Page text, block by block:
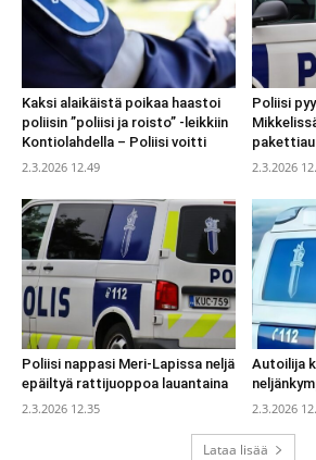
Kaksi alaikäistä poikaa haastoi
poliisin ”poliisi ja roisto” -leikkiin
Kontiolahdella – Poliisi voitti
2.3.2026 12.49
Poliisi
2.3.2026
Poliisi nappasi Meri-Lapissa neljä
epäiltyä rattijuoppoa lauantaina
2.3.2026 12.35
Autoilija
2.3.2026
Lataa lisää